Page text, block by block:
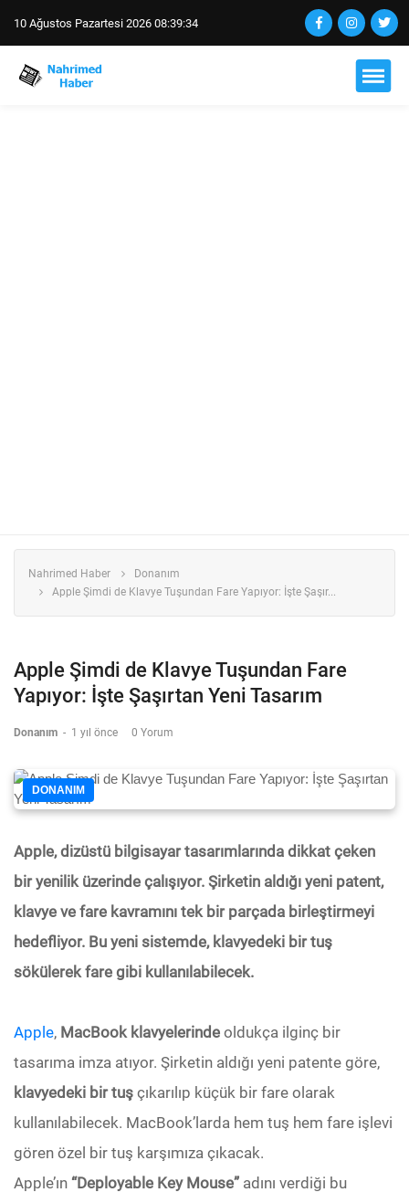
10 Ağustos Pazartesi 2026 08:39:35
Nahrimed Haber
Donanım
Apple Şimdi de Klavye Tuşundan Fare Yapıyor: İşte Şaşır...
Apple Şimdi de Klavye Tuşundan Fare
Yapıyor: İşte Şaşırtan Yeni Tasarım
Donanım - 1 yıl önce 0 Yorum
DONANIM
Apple, dizüstü bilgisayar tasarımlarında dikkat çeken
bir yenilik üzerinde çalışıyor. Şirketin aldığı yeni patent,
klavye ve fare kavramını tek bir parçada birleştirmeyi
hedefliyor. Bu yeni sistemde, klavyedeki bir tuş
sökülerek fare gibi kullanılabilecek.
Apple, MacBook klavyelerinde oldukça ilginç bir
tasarıma imza atıyor. Şirketin aldığı yeni patente göre,
klavyedeki bir tuş çıkarılıp küçük bir fare olarak
kullanılabilecek. MacBook’larda hem tuş hem fare işlevi
gören özel bir tuş karşımıza çıkacak.
Apple’ın “Deployable Key Mouse” adını verdiği bu